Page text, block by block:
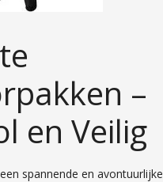
–
en Veilig
spannende en avontuurlijke